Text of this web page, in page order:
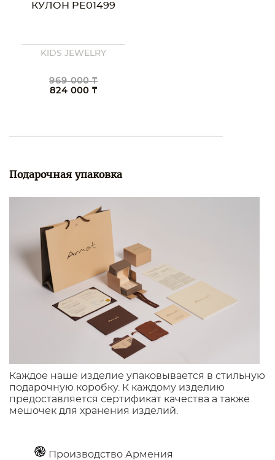
КУЛОН PE01499
KIDS JEWELRY
969 000 ₸
824 000 ₸
Подарочная упаковка
Каждое наше изделие упаковывается в стильную
подарочную коробку. К каждому изделию
предоставляется сертификат качества а также
мешочек для хранения изделий.
Производство Армения